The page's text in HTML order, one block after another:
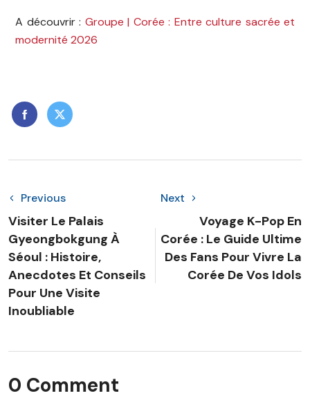
A découvrir : Groupe | Corée : Entre culture sacrée et
modernité 2026
Previous
Visiter Le Palais
Gyeongbokgung À
Séoul : Histoire,
Anecdotes Et Conseils
Pour Une Visite
Inoubliable
Next
Voyage K-Pop En
Corée : Le Guide Ultime
Des Fans Pour Vivre La
Corée De Vos Idols
0 Comment